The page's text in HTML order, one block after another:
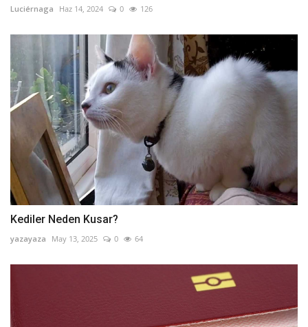
Luciérnaga Haz 14, 2024 0 126
Kediler Neden Kusar?
yazayaza May 13, 2025 0 64